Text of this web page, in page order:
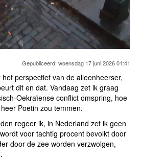
Gepubliceerd: woensdag 17 juni 2026 01:41
perspectief van de alleenheerser,
dit en dat. Vandaag zet ik graag
Oekraïense conflict omspring, hoe
Poetin zou temmen.
regeer ik, in Nederland zet ik geen
voor tachtig procent bevolkt door
door de zee worden verzwolgen,